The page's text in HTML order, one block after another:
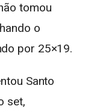
tomou
o
por 25×19.
Santo
set,